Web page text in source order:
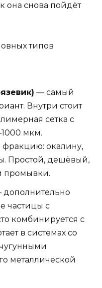
она снова пойдёт
типов
— самый
Внутри стоит
сетка с
мкм.
окалину,
Простой, дешёвый,
промывки.
частицы с
комбинируется с
в системах со
металлической